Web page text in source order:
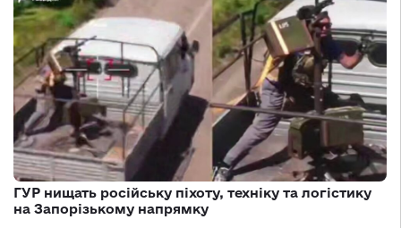
ГУР нищать російську піхоту, техніку та логістику
на Запорізькому напрямку